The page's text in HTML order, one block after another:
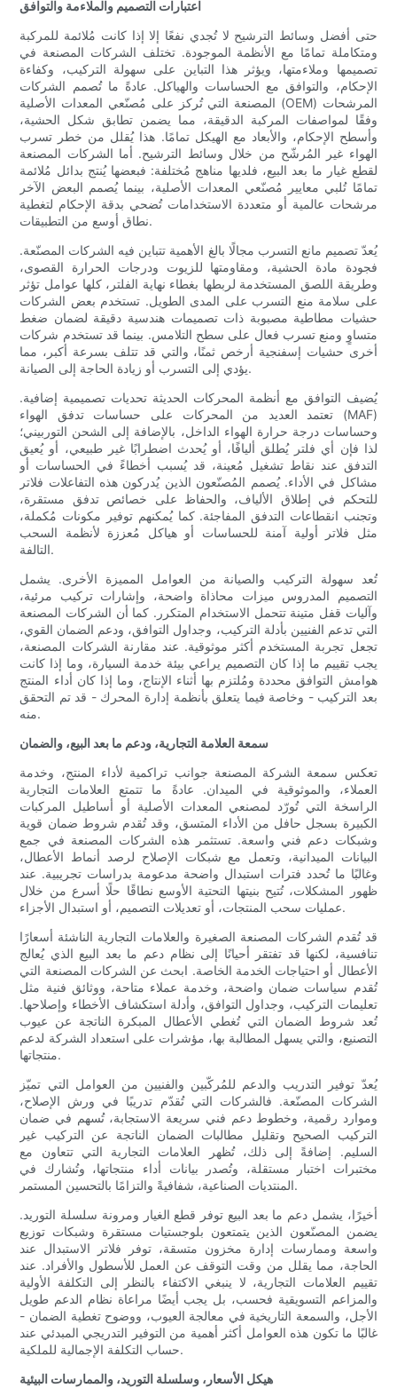
اعتبارات التصميم والملاءمة والتوافق
حتى أفضل وسائط الترشيح لا تُجدي نفعًا إلا إذا كانت مُلائمة للمركبة
ومتكاملة تمامًا مع الأنظمة الموجودة. تختلف الشركات المصنعة في
تصميمها وملاءمتها، ويؤثر هذا التباين على سهولة التركيب، وكفاءة
الإحكام، والتوافق مع الحساسات والهياكل. عادةً ما تُصمم الشركات
المصنعة التي تُركز على مُصنّعي المعدات الأصلية (OEM) المرشحات
وفقًا لمواصفات المركبة الدقيقة، مما يضمن تطابق شكل الحشية،
وأسطح الإحكام، والأبعاد مع الهيكل تمامًا. هذا يُقلل من خطر تسرب
الهواء غير المُرشّح من خلال وسائط الترشيح. أما الشركات المصنعة
لقطع غيار ما بعد البيع، فلديها مناهج مُختلفة: فبعضها يُنتج بدائل مُلائمة
تمامًا تُلبي معايير مُصنّعي المعدات الأصلية، بينما يُصمم البعض الآخر
مرشحات عالمية أو متعددة الاستخدامات تُضحي بدقة الإحكام لتغطية
نطاق أوسع من التطبيقات.
يُعدّ تصميم مانع التسرب مجالًا بالغ الأهمية تتباين فيه الشركات المصنّعة.
فجودة مادة الحشية، ومقاومتها للزيوت ودرجات الحرارة القصوى،
وطريقة اللصق المستخدمة لربطها بغطاء نهاية الفلتر، كلها عوامل تؤثر
على سلامة منع التسرب على المدى الطويل. تستخدم بعض الشركات
حشيات مطاطية مصبوبة ذات تصميمات هندسية دقيقة لضمان ضغط
متساوٍ ومنع تسرب فعال على سطح التلامس. بينما قد تستخدم شركات
أخرى حشيات إسفنجية أرخص ثمنًا، والتي قد تتلف بسرعة أكبر، مما
يؤدي إلى التسرب أو زيادة الحاجة إلى الصيانة.
يُضيف التوافق مع أنظمة المحركات الحديثة تحديات تصميمية إضافية.
تعتمد العديد من المحركات على حساسات تدفق الهواء (MAF)
وحساسات درجة حرارة الهواء الداخل، بالإضافة إلى الشحن التوربيني؛
لذا فإن أي فلتر يُطلق أليافًا، أو يُحدث اضطرابًا غير طبيعي، أو يُعيق
التدفق عند نقاط تشغيل مُعينة، قد يُسبب أخطاءً في الحساسات أو
مشاكل في الأداء. يُصمم المُصنّعون الذين يُدركون هذه التفاعلات فلاتر
للتحكم في إطلاق الألياف، والحفاظ على خصائص تدفق مستقرة،
وتجنب انقطاعات التدفق المفاجئة. كما يُمكنهم توفير مكونات مُكملة،
مثل فلاتر أولية آمنة للحساسات أو هياكل مُعززة لأنظمة السحب
التالفة.
تُعد سهولة التركيب والصيانة من العوامل المميزة الأخرى. يشمل
التصميم المدروس ميزات محاذاة واضحة، وإشارات تركيب مرئية،
وآليات قفل متينة تتحمل الاستخدام المتكرر. كما أن الشركات المصنعة
التي تدعم الفنيين بأدلة التركيب، وجداول التوافق، ودعم الضمان القوي،
تجعل تجربة المستخدم أكثر موثوقية. عند مقارنة الشركات المصنعة،
يجب تقييم ما إذا كان التصميم يراعي بيئة خدمة السيارة، وما إذا كانت
هوامش التوافق محددة ومُلتزم بها أثناء الإنتاج، وما إذا كان أداء المنتج
بعد التركيب - وخاصة فيما يتعلق بأنظمة إدارة المحرك - قد تم التحقق
منه.
سمعة العلامة التجارية، ودعم ما بعد البيع، والضمان
تعكس سمعة الشركة المصنعة جوانب تراكمية لأداء المنتج، وخدمة
العملاء، والموثوقية في الميدان. عادةً ما تتمتع العلامات التجارية
الراسخة التي تُورّد لمصنعي المعدات الأصلية أو أساطيل المركبات
الكبيرة بسجل حافل من الأداء المتسق، وقد تُقدم شروط ضمان قوية
وشبكات دعم فني واسعة. تستثمر هذه الشركات المصنعة في جمع
البيانات الميدانية، وتعمل مع شبكات الإصلاح لرصد أنماط الأعطال،
وغالبًا ما تُحدد فترات استبدال واضحة مدعومة بدراسات تجريبية. عند
ظهور المشكلات، تُتيح بنيتها التحتية الأوسع نطاقًا حلًا أسرع من خلال
عمليات سحب المنتجات، أو تعديلات التصميم، أو استبدال الأجزاء.
قد تُقدم الشركات المصنعة الصغيرة والعلامات التجارية الناشئة أسعارًا
تنافسية، لكنها قد تفتقر أحيانًا إلى نظام دعم ما بعد البيع الذي يُعالج
الأعطال أو احتياجات الخدمة الخاصة. ابحث عن الشركات المصنعة التي
تُقدم سياسات ضمان واضحة، وخدمة عملاء متاحة، ووثائق فنية مثل
تعليمات التركيب، وجداول التوافق، وأدلة استكشاف الأخطاء وإصلاحها.
تُعد شروط الضمان التي تُغطي الأعطال المبكرة الناتجة عن عيوب
التصنيع، والتي يسهل المطالبة بها، مؤشرات على استعداد الشركة لدعم
منتجاتها.
يُعدّ توفير التدريب والدعم للمُركّبين والفنيين من العوامل التي تميّز
الشركات المصنّعة. فالشركات التي تُقدّم تدريبًا في ورش الإصلاح،
وموارد رقمية، وخطوط دعم فني سريعة الاستجابة، تُسهم في ضمان
التركيب الصحيح وتقليل مطالبات الضمان الناتجة عن التركيب غير
السليم. إضافةً إلى ذلك، تُظهر العلامات التجارية التي تتعاون مع
مختبرات اختبار مستقلة، وتُصدر بيانات أداء منتجاتها، وتُشارك في
المنتديات الصناعية، شفافيةً والتزامًا بالتحسين المستمر.
أخيرًا، يشمل دعم ما بعد البيع توفر قطع الغيار ومرونة سلسلة التوريد.
يضمن المصنّعون الذين يتمتعون بلوجستيات مستقرة وشبكات توزيع
واسعة وممارسات إدارة مخزون متسقة، توفر فلاتر الاستبدال عند
الحاجة، مما يقلل من وقت التوقف عن العمل للأسطول والأفراد. عند
تقييم العلامات التجارية، لا ينبغي الاكتفاء بالنظر إلى التكلفة الأولية
والمزاعم التسويقية فحسب، بل يجب أيضًا مراعاة نظام الدعم طويل
الأجل، والسمعة التاريخية في معالجة العيوب، ووضوح تغطية الضمان -
غالبًا ما تكون هذه العوامل أكثر أهمية من التوفير التدريجي المبدئي عند
حساب التكلفة الإجمالية للملكية.
هيكل الأسعار، وسلسلة التوريد، والممارسات البيئية